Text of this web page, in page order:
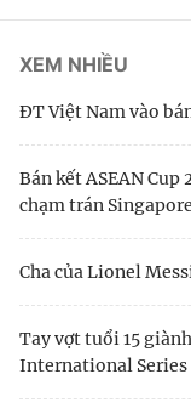
XEM NHIỀU
ĐT Việt Nam vào
Bán kết ASEAN
chạm trán Singapore
Cha của Lionel
Tay vợt tuổi 15
International